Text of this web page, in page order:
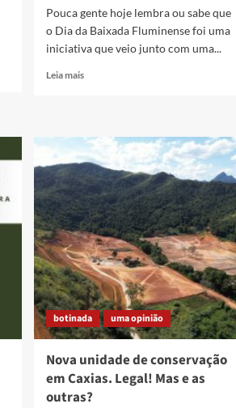
Pouca gente hoje lembra ou sabe que
o Dia da Baixada Fluminense foi uma
iniciativa que veio junto com uma...
Leia maisRead
da
Baixada,
de
2000,
e
o
Dia
da
Baixada
Fluminense
botinada uma opinião
Nova unidade de conservação
em Caxias. Legal! Mas e as
outras?